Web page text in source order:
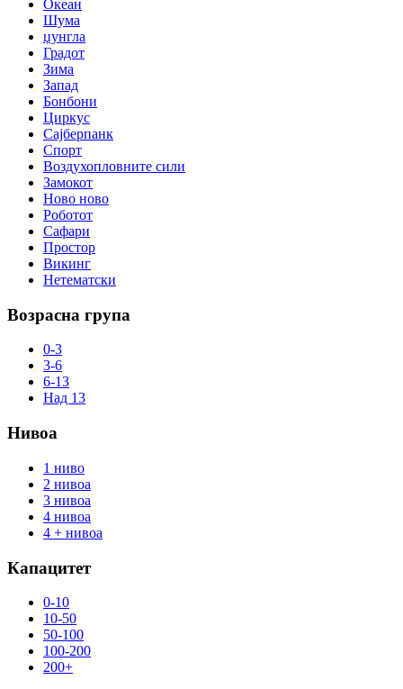
Океан
Шума
џунгла
Градот
Зима
Запад
Бонбони
Циркус
Сајберпанк
Спорт
Воздухопловните сили
Замокот
Ново ново
Роботот
Сафари
Простор
Викинг
Нетематски
Возрасна група
0-3
3-6
6-13
Над 13
Нивоа
1 ниво
2 нивоа
3 нивоа
4 нивоа
4 + нивоа
Капацитет
0-10
10-50
50-100
100-200
200+